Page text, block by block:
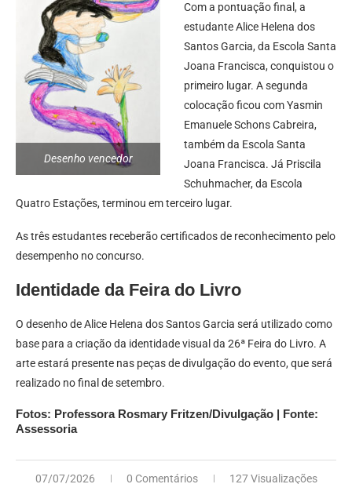
Desenho vencedor
Com a pontuação final, a
estudante Alice Helena dos
Santos Garcia, da Escola Santa
Joana Francisca, conquistou o
primeiro lugar. A segunda
colocação ficou com Yasmin
Emanuele Schons Cabreira,
também da Escola Santa
Joana Francisca. Já Priscila
Schuhmacher, da Escola
Quatro Estações, terminou em terceiro lugar.
As três estudantes receberão certificados de reconhecimento pelo
desempenho no concurso.
Identidade da Feira do Livro
O desenho de Alice Helena dos Santos Garcia será utilizado como
base para a criação da identidade visual da 26ª Feira do Livro. A
arte estará presente nas peças de divulgação do evento, que será
realizado no final de setembro.
Fotos: Professora Rosmary Fritzen/Divulgação | Fonte:
Assessoria
07/07/2026 0 Comentários 127 Visualizações